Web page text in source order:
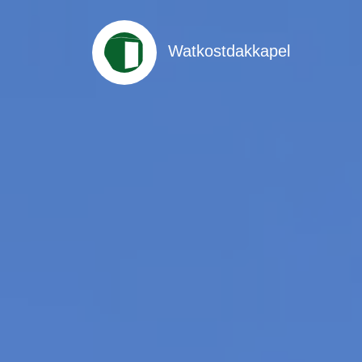
Watkostdakkapel